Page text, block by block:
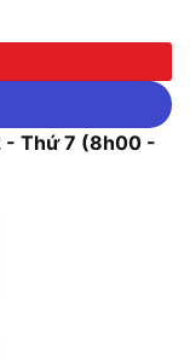
Idec AL6M-M14GC,
- Thứ 7 (8h00 -